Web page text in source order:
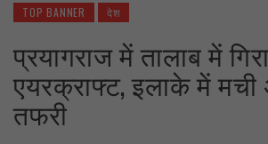
TOP BANNER देश
प्रयागराज में तालाब में
एयरक्राफ्ट, इलाके में
तफरी